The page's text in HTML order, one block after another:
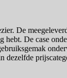
De
De case
dezelfde